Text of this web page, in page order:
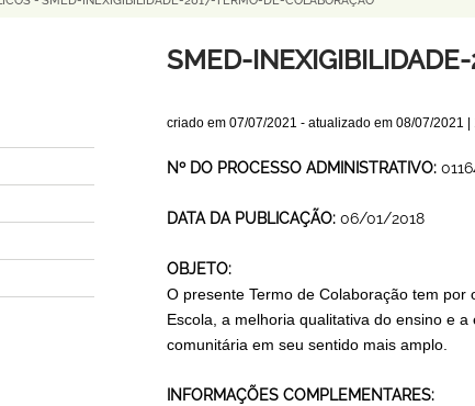
SMED-
criado em 07/07/2021 - atualizado em 08/07/2021 |
Nº DO PROCESSO ADMINISTRATIVO:
DATA DA PUBLICAÇÃO: 06/01/2018
OBJETO:
O presente Termo de Colaboração tem
Escola, a melhoria qualitativa do ensino e
comunitária em seu sentido mais amplo.
INFORMAÇÕES COMPLEMENTARES: